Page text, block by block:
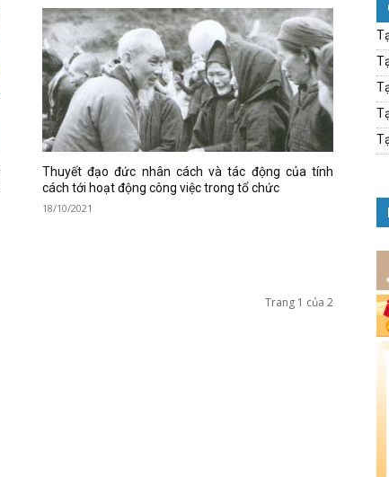
Thuyết đạo đức nhân cách và tác động của tính
cách tới hoạt động công việc trong tổ chức
18/10/2021
Trang 1 của 2